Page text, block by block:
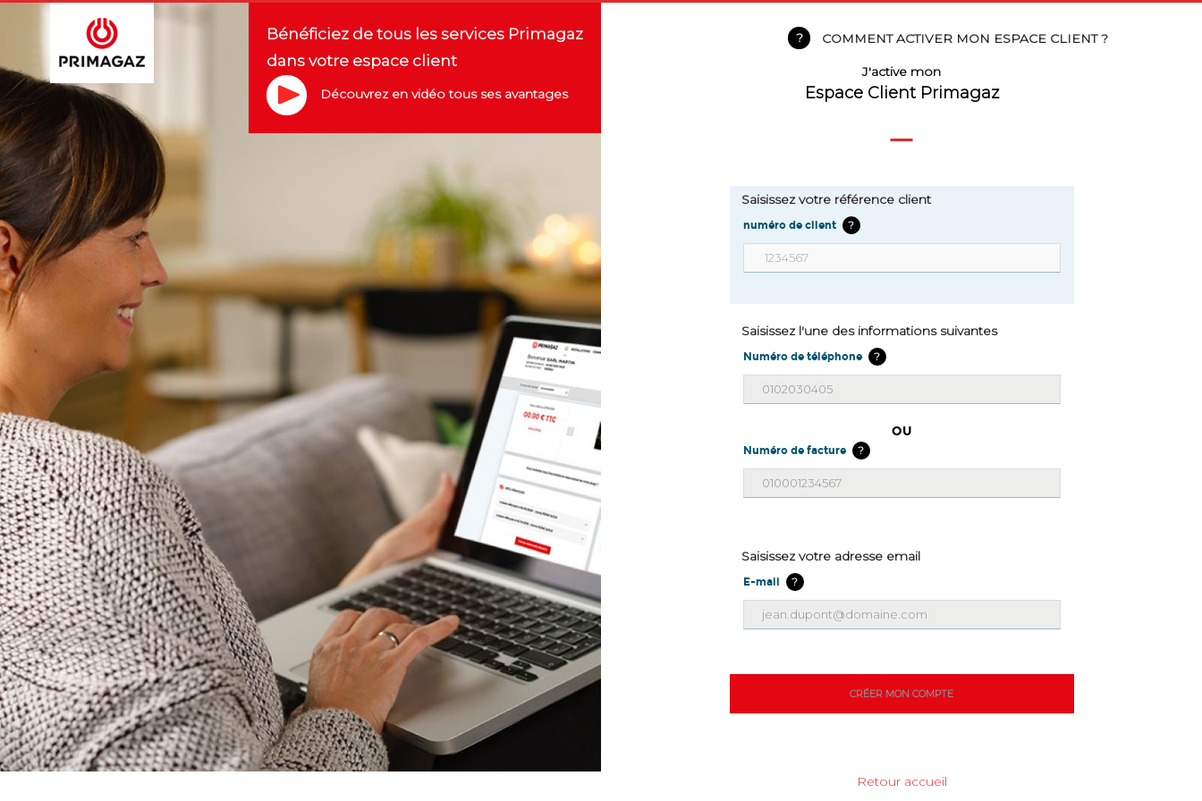
Bénéficiez de tous les services Primagaz
dans votre espace client
Découvrez en vidéo tous ses avantages
COMMENT ACTIVER MON ESPACE CLIENT ?
J'active mon
Espace Client Primagaz
Saisissez votre référence client
numéro de client ?
Saisissez l'une des informations suivantes
Numéro de téléphone ?
OU
Numéro de facture ?
Saisissez votre adresse email
E-mail ?
Retour accueil